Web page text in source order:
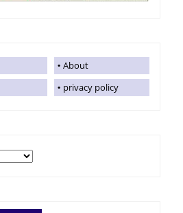
About
privacy policy